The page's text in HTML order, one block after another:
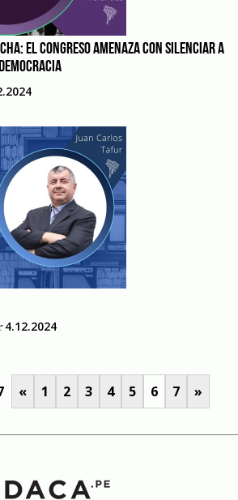
EL CONGRESO AMENAZA CON SILENCIAR A
4.12.2024
« 1 2 3 4 5 6 7 »